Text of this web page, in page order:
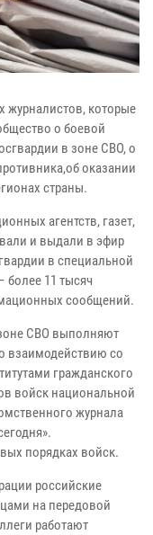
журналистов, которые
о боевой
в зоне СВО, о
оказании
страны.
агентств, газет,
и выдали в эфир
в специальной
более 11 тысяч
сообщений.
СВО выполняют
взаимодействию со
гражданского
войск национальной
журнала
порядках войск.
российские
на передовой
работают